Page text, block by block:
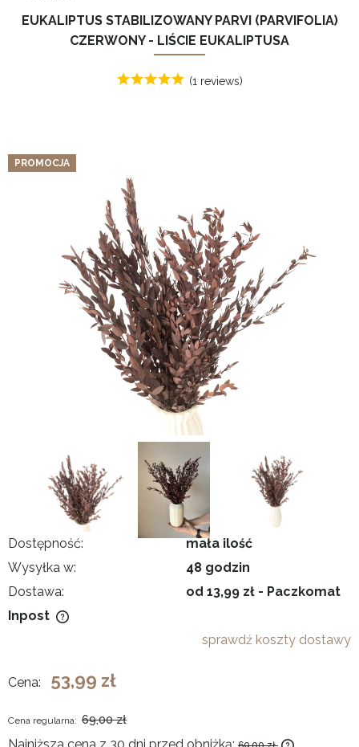
EUKALIPTUS STABILIZOWANY PARVI (PARVIFOLIA)
CZERWONY - LIŚCIE EUKALIPTUSA
(1 reviews)
PROMOCJA
Dostępność:
mała ilość
Wysyłka w:
48 godzin
Dostawa:
od 13,99 zł - Paczkomat
Inpost
sprawdź koszty dostawy
Cena: 53,99 zł
Cena regularna: 69,00 zł